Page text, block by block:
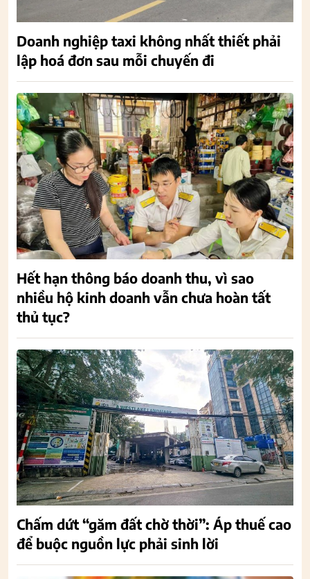
Doanh nghiệp taxi không nhất thiết phải
lập hoá đơn sau mỗi chuyến đi
Hết hạn thông báo doanh thu, vì sao
nhiều hộ kinh doanh vẫn chưa hoàn tất
thủ tục?
Chấm dứt “găm đất chờ thời”: Áp thuế cao
để buộc nguồn lực phải sinh lời